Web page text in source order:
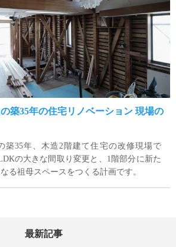
築35年の住宅リノベーション 現場の
築35年、木造2階建て住宅の改修現場で
の大きな間取り変更と、1階部分に新た
る祖母スペースをつくる計画です。
最新記事